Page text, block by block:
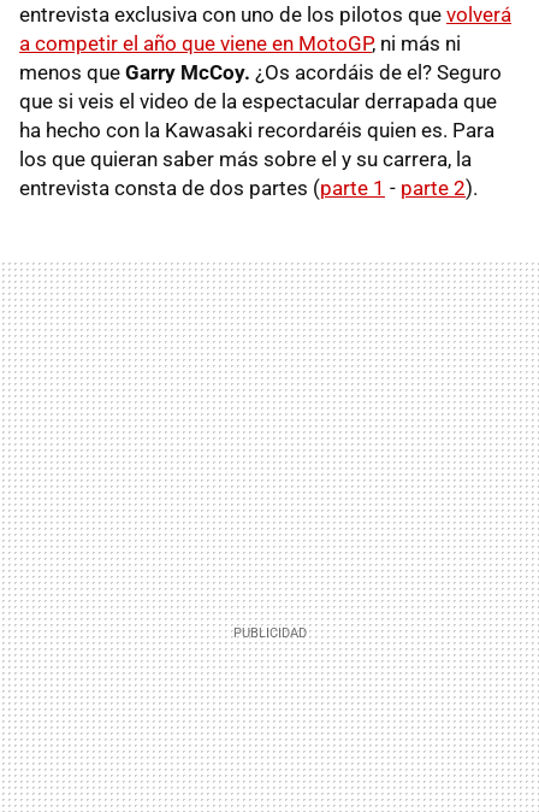
entrevista exclusiva con uno de los pilotos que volverá
a competir el año que viene en MotoGP, ni más ni
menos que Garry McCoy. ¿Os acordáis de el? Seguro
que si veis el video de la espectacular derrapada que
ha hecho con la Kawasaki recordaréis quien es. Para
los que quieran saber más sobre el y su carrera, la
entrevista consta de dos partes (parte 1 - parte 2).